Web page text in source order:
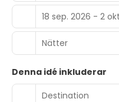
18 sep. 2026 - 2
Nätter
Denna idé inkluderar
Destination